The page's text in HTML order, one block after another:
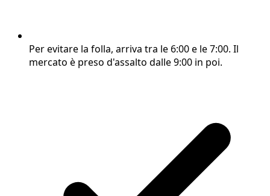
Per evitare la folla, arriva tra le 6:00 e le 7:00. Il
mercato è preso d'assalto dalle 9:00 in poi.